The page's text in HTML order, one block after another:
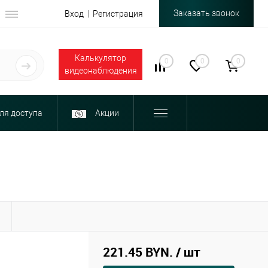
Вход Регистрация Заказать звонок
Калькулятор
видеонаблюдения
0 0 0
доступа Акции
221.45 BYN. / шт